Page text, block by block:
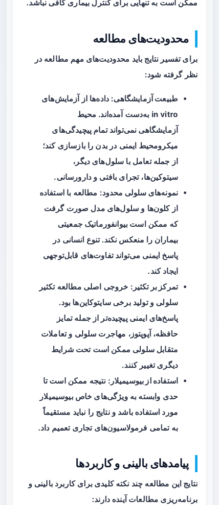
ممکن است به تنهایی برای کنترل بیماری کافی نباشد.
محدودیت‌های مطالعه
برای تفسیر نتایج باید محدودیت‌های مهم مطالعه در
نظر گرفته شود:
طبیعت آزمایشگاهی: داده‌ها از آزمایش‌های
in vitro به‌دست آمده‌اند. محیط
آزمایشگاهی نمی‌تواند تمام پیچیدگی‌های
میکرومحیط ایمنی در بدن را بازسازی کند؛
از جمله تعامل با سلول‌های دیگر،
سیتوکین‌ها، تجرای بافتی و دارورسانی.
نمونه‌های سلولی محدود: مطالعه با استفاده
از کلون‌ها و سلول‌های مدل صورت گرفت
که ممکن است بیوانفورماتیک جمعیتی
بیماران را منعکس نکند. تنوع انسانی در
پاسخ ایمنی می‌تواند تفاوت‌های قابل‌توجهی
ایجاد کند.
تمرکز بر تکثیر : خروجی اصلی مطالعه تکثیر
سلولی و تولید برخی سایتوکاین‌ها بود.
پاسخ‌های ایمنی پیچیده‌تر از جمله تمایز
حافظه، آپوپتوز، مهاجرت سلولی و تعاملات
متقابل سلولی ممکن است تحت شرایط
دیگری تغییر کنند.
استفاده از بیوسیمیلار : نتیجه ممکن است تا
حدی وابسته به ویژگی‌های خاص بیوسیمیلار
مورد استفاده باشد و نتایج را نباید مستقیماً
به تمامی فرمولاسیون‌های تجاری تعمیم داد.
پیامدهای بالینی و کاربردها
نتایج این مطالعه چند نکته کلیدی برای کاربرد بالینی و
برنامه‌ریزی مطالعات آینده دارند: